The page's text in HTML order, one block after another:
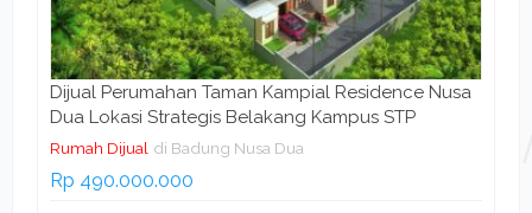
Dijual Perumahan Taman Kampial Residence Nusa
Dua Lokasi Strategis Belakang Kampus STP
Rumah Dijual di Badung Nusa Dua
Rp 490.000.000